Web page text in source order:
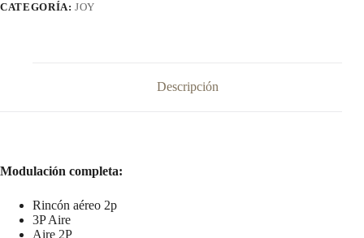
CATEGORÍA:JOY
Descripción
Modulación completa:
Rincón aéreo 2p
3P Aire
Aire 2P